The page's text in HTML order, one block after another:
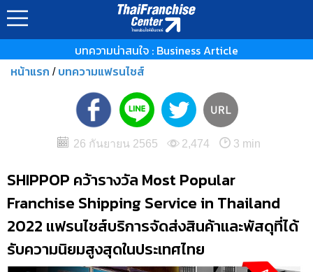
บทความน่าสนใจ : Business Article
หน้าแรก / บทความแฟรนไชส์
26 กันยายน 2565 2,474 3 min
SHIPPOP คว้ารางวัล Most Popular
Franchise Shipping Service in Thailand
2022 แฟรนไชส์บริการจัดส่งสินค้าและพัสดุที่ได้
รับความนิยมสูงสุดในประเทศไทย